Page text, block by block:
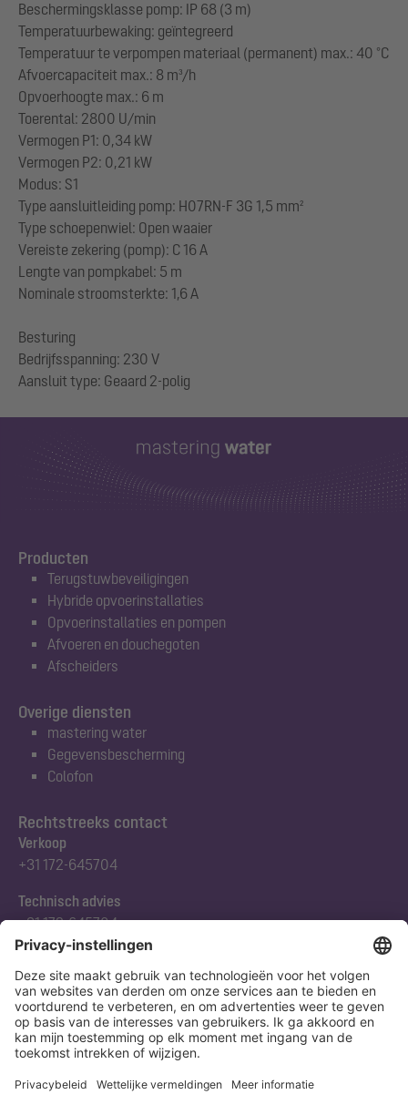
Beschermingsklasse pomp: IP 68 (3 m)
Temperatuurbewaking: geïntegreerd
Temperatuur te verpompen materiaal (permanent) max.: 40 °C
Afvoercapaciteit max.: 8 m³/h
Opvoerhoogte max.: 6 m
Toerental: 2800 U/min
Vermogen P1: 0,34 kW
Vermogen P2: 0,21 kW
Modus: S1
Type aansluitleiding pomp: H07RN-F 3G 1,5 mm²
Type schoepenwiel: Open waaier
Vereiste zekering (pomp): C 16 A
Lengte van pompkabel: 5 m
Nominale stroomsterkte: 1,6 A
Besturing
Bedrijfsspanning: 230 V
Producten
Terugstuwbeveiligingen
Hybride opvoerinstallaties
Opvoerinstallaties en pompen
Afvoeren en douchegoten
Afscheiders
Rechtstreeks contact
Verkoop
+31 172-645704
Technisch advies
+31 172-645704
Abonneert u zich op onze nieuwsbrief
Nu aanmelden
Overige diensten
mastering water
Gegevensbescherming
Colofon